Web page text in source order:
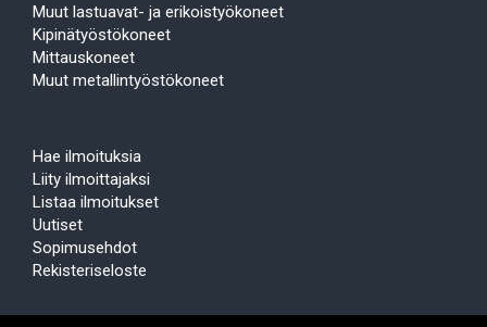
Muut lastuavat- ja erikoistyökoneet
Kipinätyöstökoneet
Mittauskoneet
Muut metallintyöstökoneet
Hae ilmoituksia
Liity ilmoittajaksi
Listaa ilmoitukset
Uutiset
Sopimusehdot
Rekisteriseloste